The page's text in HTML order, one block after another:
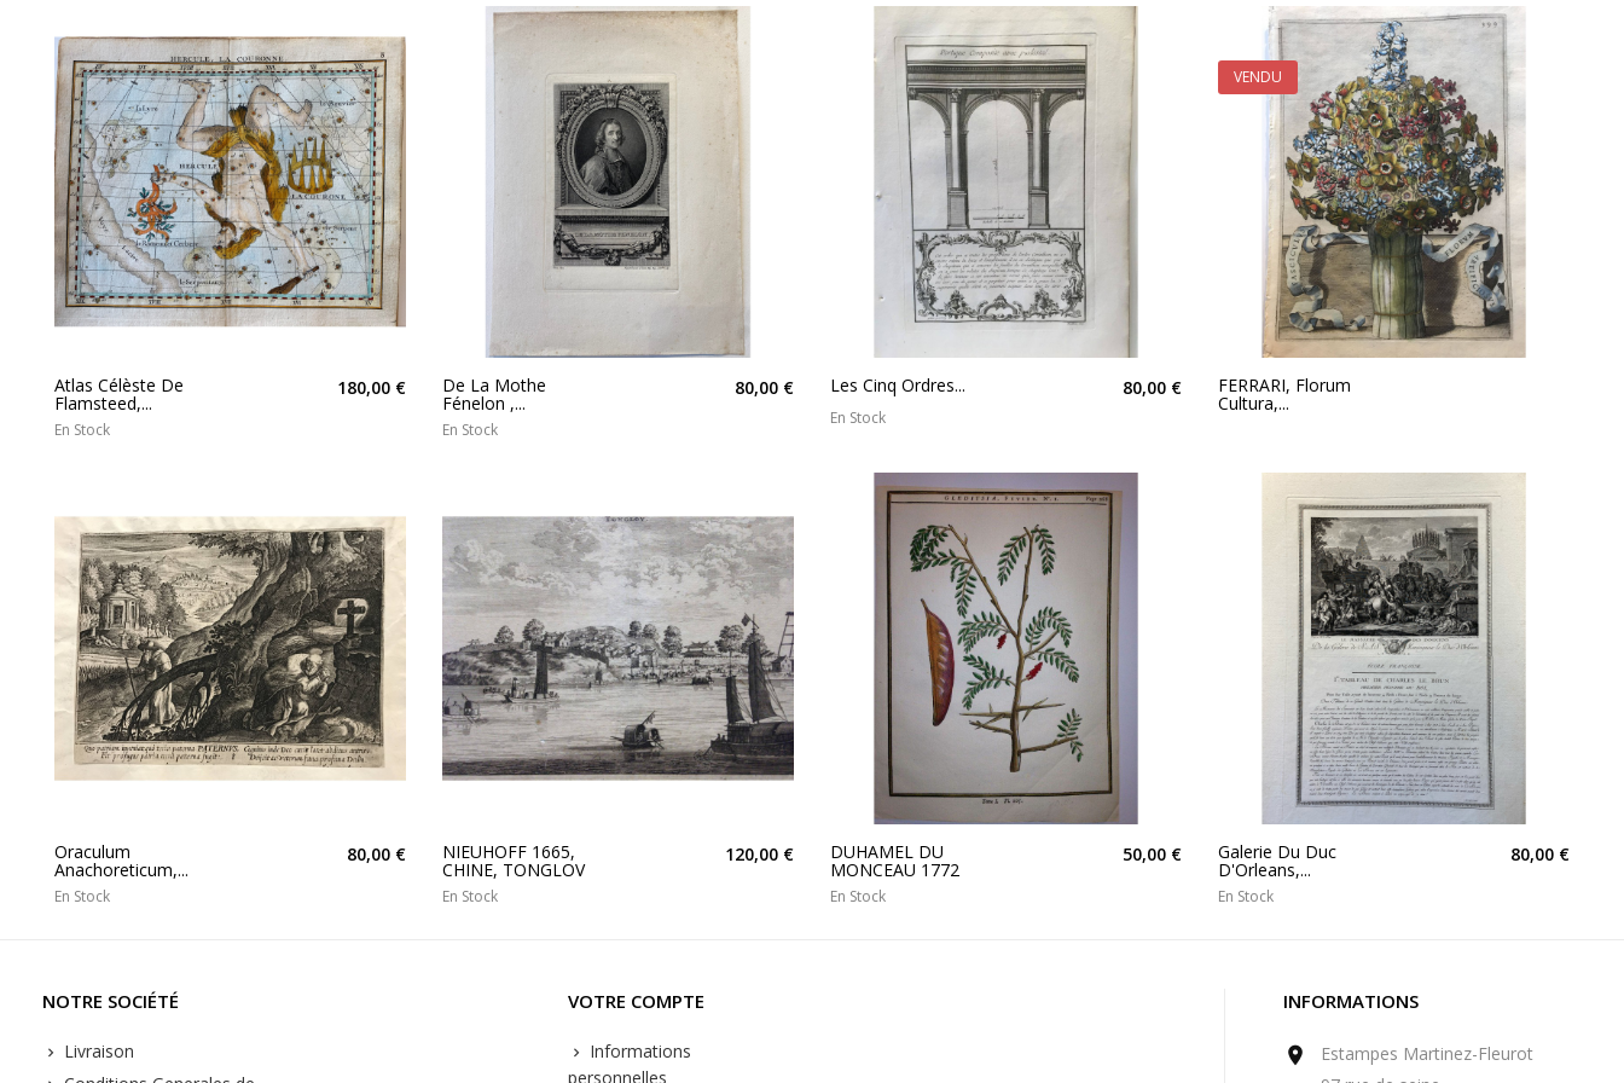
Atlas Célèste De
Flamsteed,...
180,00 €
En Stock
De La Mothe
Fénelon ,...
80,00 €
En Stock
Les Cinq Ordres... 80,00 €
En Stock
FERRARI, Florum
Cultura,...
VENDU
Oraculum
Anachoreticum,...
80,00 €
En Stock
NIEUHOFF 1665,
CHINE, TONGLOV
120,00 €
En Stock
DUHAMEL DU
MONCEAU 1772
50,00 €
En Stock
Galerie Du Duc
D'Orleans,...
80,00 €
En Stock
NOTRE SOCIÉTÉ
Livraison
VOTRE COMPTE
Informations
personnelles
INFORMATIONS

Estampes Martinez-Fleurot